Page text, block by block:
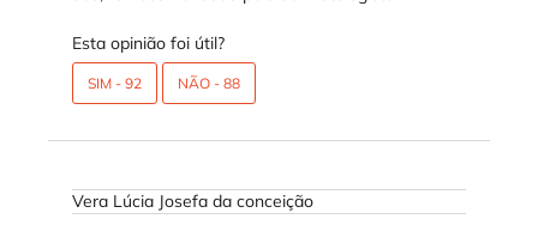
Esta opinião foi útil?
SIM - 92 NÃO - 88
Vera Lúcia Josefa da conceição